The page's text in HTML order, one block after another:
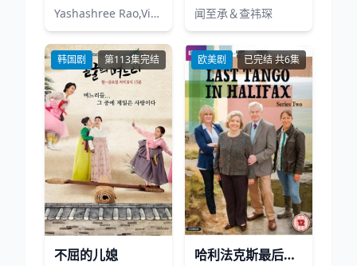
Yashashree Rao,Viraj Ashwin 闻至承＆查祎琛
韩国剧 第113集完结
不屈的儿媳
欧美剧 已完结 共6集
哈利法克斯最后的探戈第二季